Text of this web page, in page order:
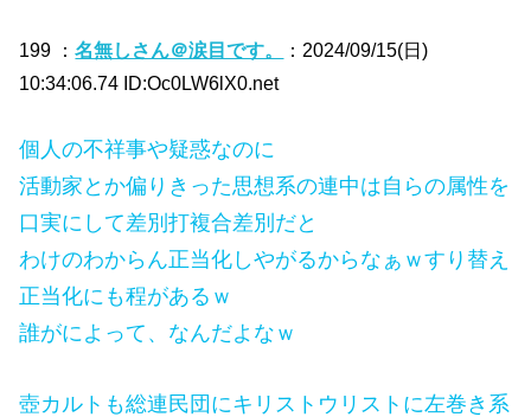
199 ：名無しさん＠涙目です。
：2024/09/15(日)
10:34:06.74 ID:Oc0LW6lX0.net
個人の不祥事や疑惑なのに
活動家とか偏りきった思想系の連中は自らの属性を
口実にして差別打複合差別だと
わけのわからん正当化しやがるからなぁｗすり替え
正当化にも程があるｗ
誰がによって、なんだよなｗ
壺カルトも総連民団にキリストウリストに左巻き系